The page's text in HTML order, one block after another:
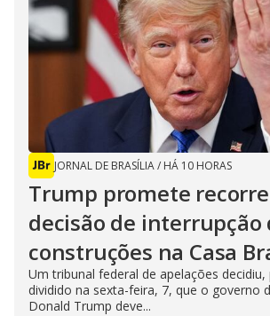
JORNAL DE BRASÍLIA/ HÁ 10 HORAS
Trump promete
decisão de interrupção
construções na Casa
Um tribunal federal de apelações
dividido na sexta-feira, 7, que o governo
Donald Trump deve...